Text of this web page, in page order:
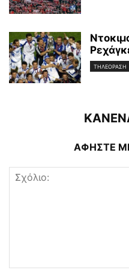
ΤΗΛΕΌΡΑΣΗ
ΑΦΗΣΤΕ